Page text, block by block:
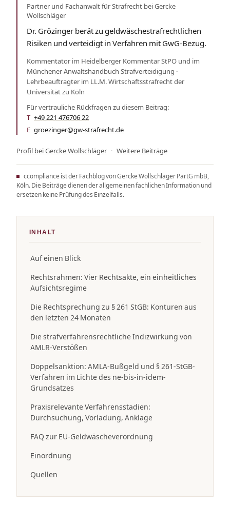
Partner und Fachanwalt für Strafrecht bei Gercke
Wollschläger
Dr. Grözinger berät zu geldwäschestrafrechtlichen
Risiken und verteidigt in Verfahren mit GwG-Bezug.
Kommentator im Heidelberger Kommentar StPO und im
Münchener Anwaltshandbuch Strafverteidigung ·
Lehrbeauftragter im LL.M. Wirtschaftsstrafrecht der
Universität zu Köln
Für vertrauliche Rückfragen zu diesem Beitrag:
T +49 221 476706 22
·
E groezinger@gw-strafrecht.de
Profil bei Gercke Wollschläger · Weitere Beiträge
ccompliance ist der Fachblog von Gercke Wollschläger PartG mbB,
Köln. Die Beiträge dienen der allgemeinen fachlichen Information und
ersetzen keine Prüfung des Einzelfalls.
INHALT
Auf einen Blick
Rechtsrahmen: Vier Rechtsakte, ein einheitliches
Aufsichtsregime
Die Rechtsprechung zu § 261 StGB: Konturen aus
den letzten 24 Monaten
Die strafverfahrensrechtliche Indizwirkung von
AMLR-Verstößen
Doppelsanktion: AMLA-Bußgeld und § 261-StGB-
Verfahren im Lichte des ne-bis-in-idem-
Grundsatzes
Praxisrelevante Verfahrensstadien:
Durchsuchung, Vorladung, Anklage
FAQ zur EU-Geldwäscheverordnung
Einordnung
Quellen